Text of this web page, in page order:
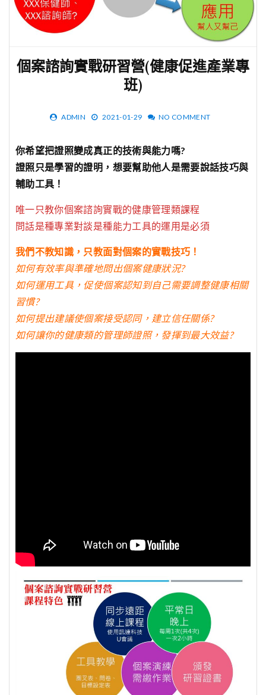
個案諮詢實戰研習營(健康促進產業專
班)
ADMIN 2021-01-29 NO COMMENT
你希望把證照變成真正的技術與能力嗎?
證照只是學習的證明，想要幫助他人是需要說話技巧與
輔助工具！
唯一只教你個案諮詢實戰的健康管理類課程
問話是種專業對談是種能力工具的運用是必須
我們不教知識，只教面對個案的實戰技巧！
如何有效率與準確地問出個案健康狀況?
如何運用工具，促使個案認知到自己需要調整健康相關
習慣?
如何提出建議使個案接受認同，建立信任關係?
如何讓你的健康類的管理師證照，發揮到最大效益?